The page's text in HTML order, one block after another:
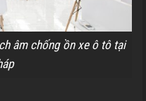
âm chống ồn xe ô tô tại